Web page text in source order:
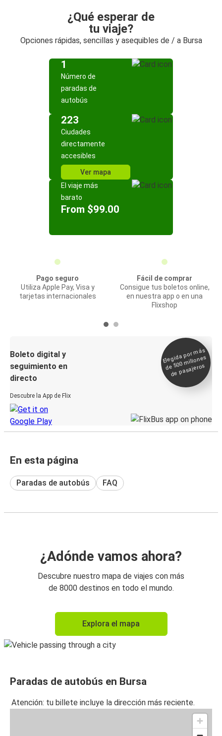
¿Qué esperar de
tu viaje?
Opciones rápidas, sencillas y asequibles de / a Bursa
1
Número de
paradas de
autobús
223
Ciudades
directamente
accesibles
Ver mapa
El viaje más
barato
From $99.00
Pago seguro
Utiliza Apple Pay, Visa y
tarjetas internacionales
Fácil de comprar
Consigue tus boletos online,
en nuestra app o en una
Flixshop
Boleto digital y
seguimiento en
directo
Descubre la App de Flix
Elegida por
más
de 500
millones
de pasajeros
En esta página
Paradas de autobús FAQ
¿Adónde vamos ahora?
Descubre nuestro mapa de viajes con más
de 8000 destinos en todo el mundo.
Explora el mapa
Paradas de autobús en Bursa
Atención: tu billete incluye la dirección más reciente.